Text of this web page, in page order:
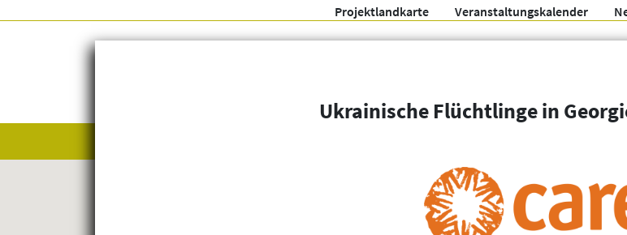
Projektlandkarte Veranstaltungskalender
Ukrainische Flüchtlinge in